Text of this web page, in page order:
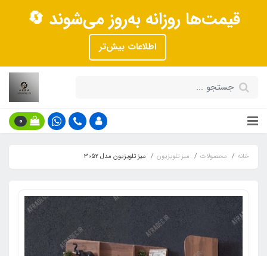
قیمت‌ها روزانه به‌روز می‌شوند 🔄
اطلاعات بیش‌تر
0
خانه محصولات میز تلویزیون میز تلویزیون مدل 3052